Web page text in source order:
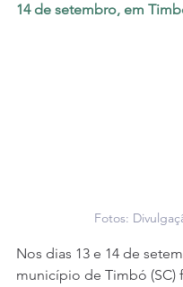
14 de setembro, em
Fotos:
Nos dias 13 e 14 de
município de Timbó (SC)